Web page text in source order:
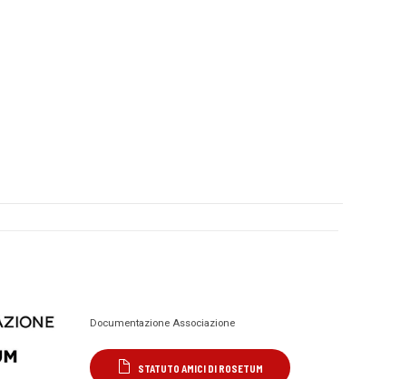
Documentazione Associazione
STATUTO AMICI DI ROSETUM